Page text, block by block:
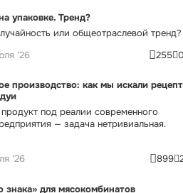
упаковке. Тренд?
или общеотраслевой тренд?
'26 255
производство: как мы искали рецепт
под реалии современного
— задача нетривиальная.
'26 899
для мясокомбинатов